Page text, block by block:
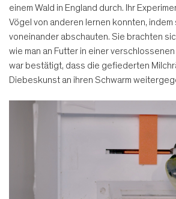
einem Wald in England durch. Ihr
Vögel von anderen lernen konnten, indem
voneinander abschauten. Sie brachten
wie man an Futter in einer verschlossenen
war bestätigt, dass die gefiederten
Diebeskunst an ihren Schwarm